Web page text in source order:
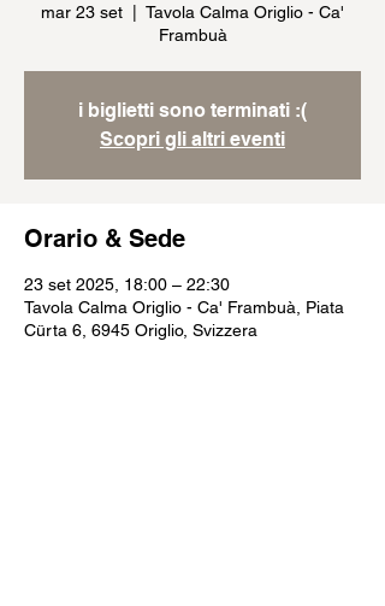
mar 23 set
Tavola Calma Origlio - Ca'
Frambuà
i biglietti sono terminati :(
Scopri gli altri eventi
Orario & Sede
23 set 2025, 18:00 – 22:30
Tavola Calma Origlio - Ca' Frambuà, Piata
Cürta 6, 6945 Origlio, Svizzera